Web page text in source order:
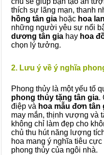
thích sự lãng mạn, thanh
hồng tân gia hoặc hoa
những người yêu sự nổi
dương tân gia hay hoa
chọn lý tưởng.
2. Lưu ý về ý nghĩa
Phong thủy là một yếu tố
phong thủy tặng tân gia.
điệp và hoa mẫu đơn tân
may mắn, thịnh vượng và
không chỉ làm đẹp cho
chủ thu hút năng lượng
hoa mang ý nghĩa tiêu
phong thủy của ngôi nhà.